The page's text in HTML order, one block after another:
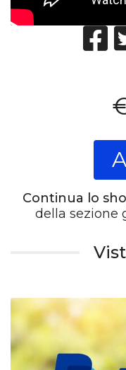
Continua lo
della sezione